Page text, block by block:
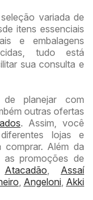
variada de
itens essenciais
e embalagens
tudo está
sua consulta e
planejar com
outras ofertas
. Assim, você
lojas e
comprar. Além da
as promoções de
Atacadão, Assaí
, Angeloni, Akki